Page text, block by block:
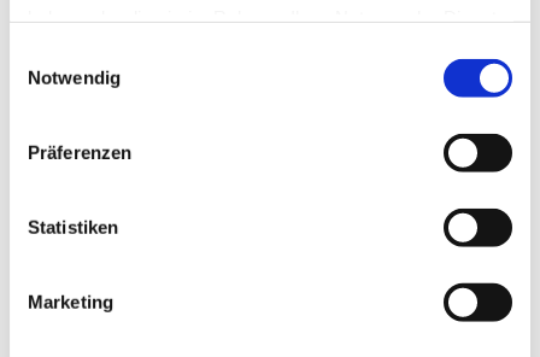
Notwendig
Präferenzen
Statistiken
Marketing